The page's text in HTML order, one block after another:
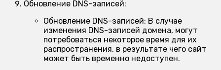
Обновление DNS-записей:
Обновление DNS-записей: В случае
изменения DNS-записей домена, могут
потребоваться некоторое время для их
распространения, в результате чего сайт
может быть временно недоступен.